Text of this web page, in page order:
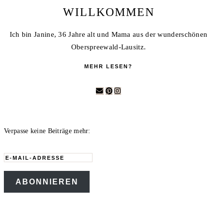
WILLKOMMEN
Ich bin Janine, 36 Jahre alt und Mama aus der wunderschönen
Oberspreewald-Lausitz.
MEHR LESEN?
Verpasse keine Beiträge mehr:
E-
Mail-
Adresse
ABONNIEREN